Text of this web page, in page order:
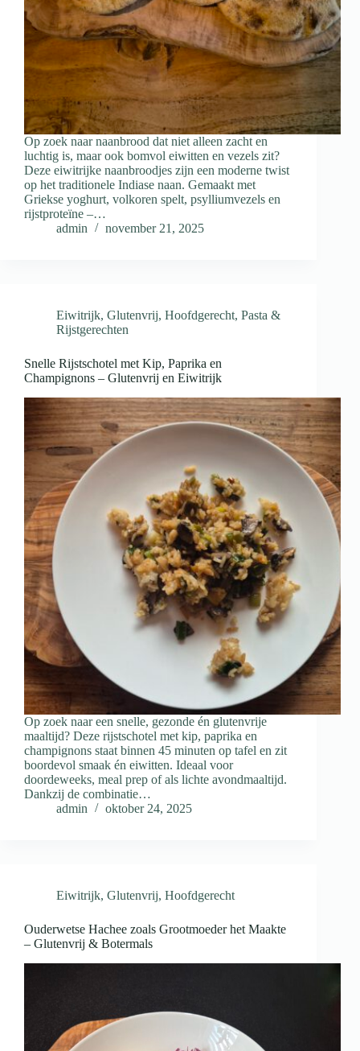
Op zoek naar naanbrood dat niet alleen zacht en
luchtig is, maar ook bomvol eiwitten en vezels zit?
Deze eiwitrijke naanbroodjes zijn een moderne twist
op het traditionele Indiase naan. Gemaakt met
Griekse yoghurt, volkoren spelt, psylliumvezels en
rijstproteïne –…
admin
november 21, 2025
Eiwitrijk, Glutenvrij, Hoofdgerecht, Pasta &
Rijstgerechten
Snelle Rijstschotel met Kip, Paprika en
Champignons – Glutenvrij en Eiwitrijk
Op zoek naar een snelle, gezonde én glutenvrije
maaltijd? Deze rijstschotel met kip, paprika en
champignons staat binnen 45 minuten op tafel en zit
boordevol smaak én eiwitten. Ideaal voor
doordeweeks, meal prep of als lichte avondmaaltijd.
Dankzij de combinatie…
admin
oktober 24, 2025
Eiwitrijk, Glutenvrij, Hoofdgerecht
Ouderwetse Hachee zoals Grootmoeder het Maakte
– Glutenvrij & Botermals